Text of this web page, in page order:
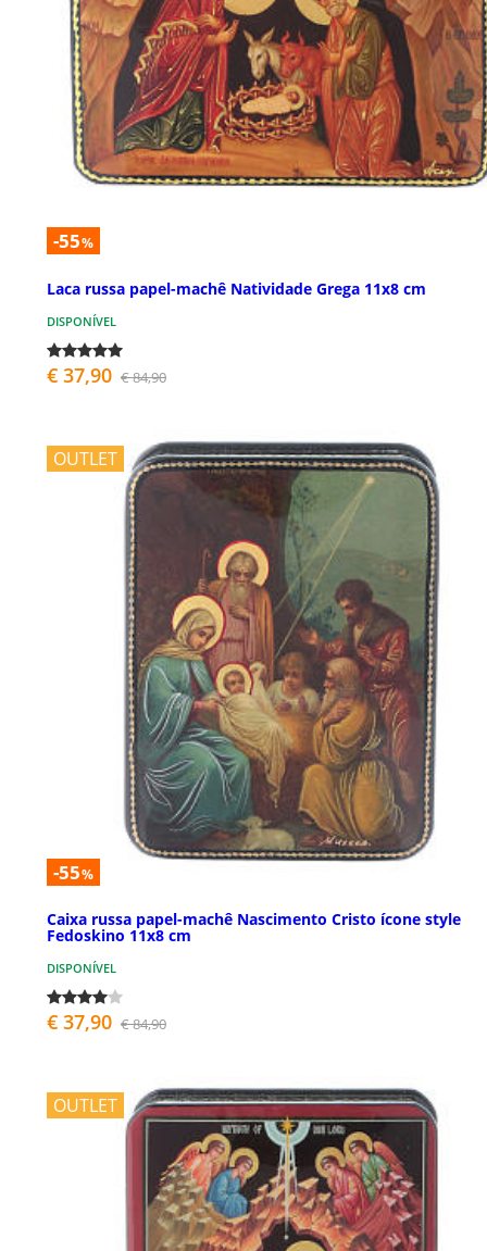
-55%
Laca russa papel-machê Natividade Grega 11x8 cm
DISPONÍVEL
€ 37,90 € 84,90
OUTLET
-55%
Caixa russa papel-machê Nascimento Cristo ícone style
Fedoskino 11x8 cm
DISPONÍVEL
€ 37,90 € 84,90
OUTLET